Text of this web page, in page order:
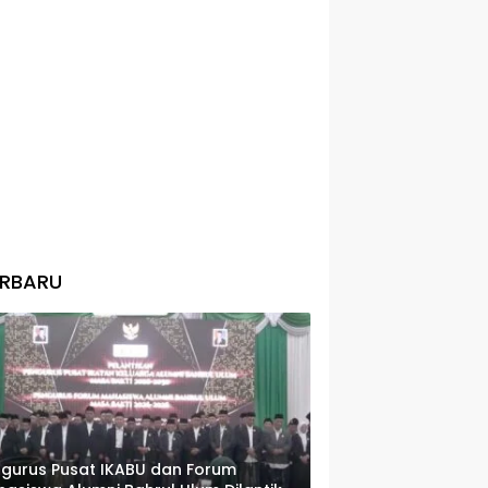
Pusat IKABU dan Forum